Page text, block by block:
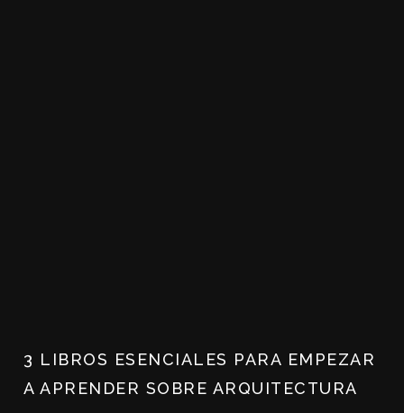
3 LIBROS ESENCIALES PARA EMPEZAR
A APRENDER SOBRE ARQUITECTURA